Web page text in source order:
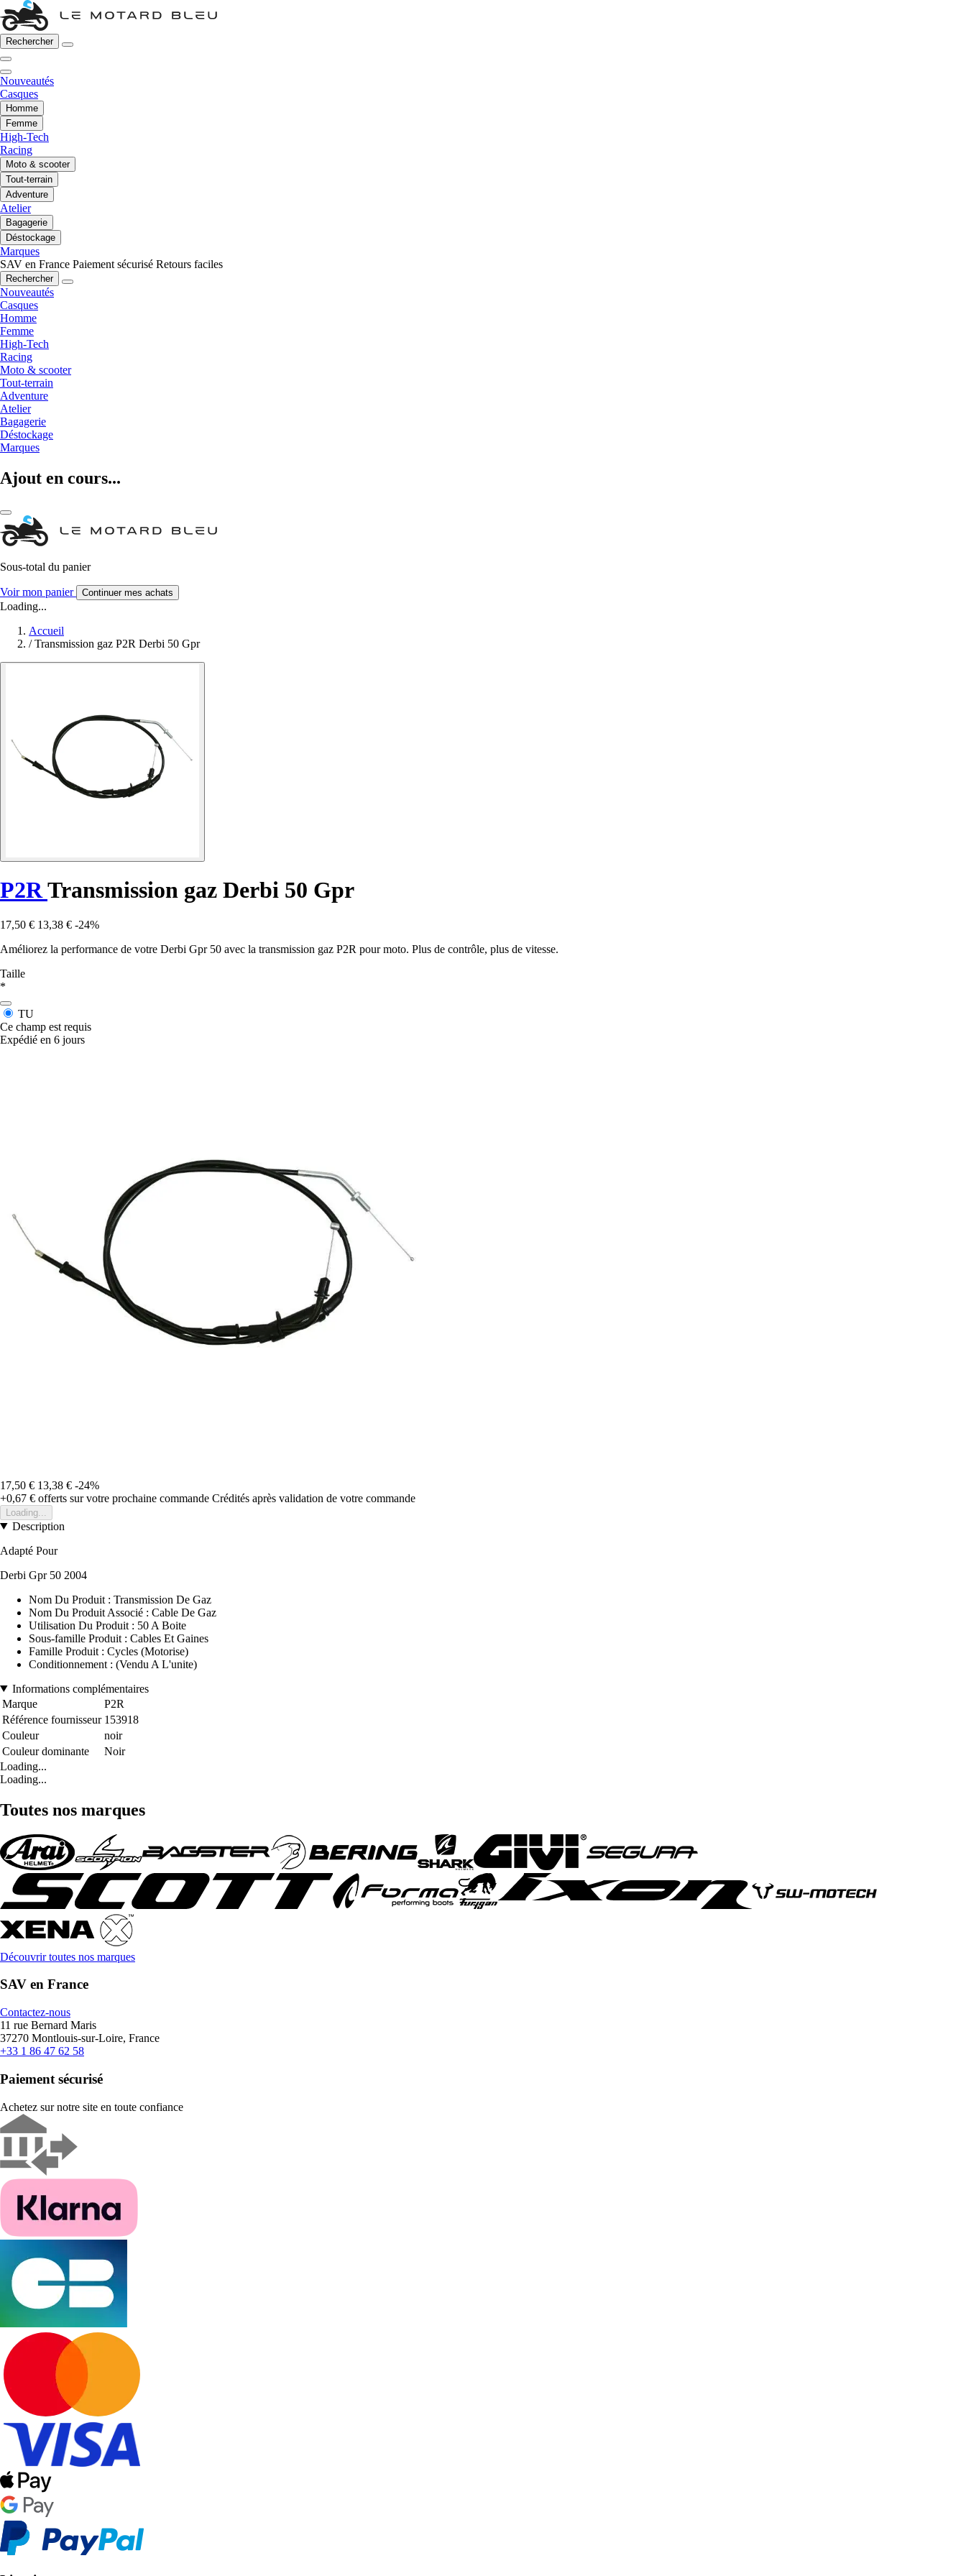
Rechercher
Nouveautés
Casques
Homme
Femme
High-Tech
Racing
Moto & scooter
Tout-terrain
Adventure
Atelier
Bagagerie
Déstockage
Marques
SAV en France Paiement sécurisé Retours faciles
Rechercher
Nouveautés
Casques
Homme
Femme
High-Tech
Racing
Moto & scooter
Tout-terrain
Adventure
Atelier
Bagagerie
Déstockage
Marques
Ajout en cours...
Sous-total du panier
Voir mon panier Continuer mes achats
Loading...
Accueil
/ Transmission gaz P2R Derbi 50 Gpr
P2RTransmission gaz Derbi 50 Gpr
17,50 € 13,38 € -24%
Améliorez la performance de votre Derbi Gpr 50 avec la transmission gaz P2R pour moto. Plus de contrôle, plus de vitesse.
Taille
*
TU
Ce champ est requis
Expédié en 6 jours
17,50 € 13,38 € -24%
+0,67 € offerts sur votre prochaine commande Crédités après validation de votre commande
Loading...
Description
Adapté Pour
Derbi Gpr 50 2004
Nom Du Produit : Transmission De Gaz
Nom Du Produit Associé : Cable De Gaz
Utilisation Du Produit : 50 A Boite
Sous-famille Produit : Cables Et Gaines
Famille Produit : Cycles (Motorise)
Conditionnement : (Vendu A L'unite)
Informations complémentaires
Marque
P2R
Référence fournisseur 153918
Couleur
noir
Couleur dominante
Noir
Loading...
Loading...
Toutes nos marques
Découvrir toutes nos marques
SAV en France
Contactez-nous
11 rue Bernard Maris
37270 Montlouis-sur-Loire, France
+33 1 86 47 62 58
Paiement sécurisé
Achetez sur notre site en toute confiance